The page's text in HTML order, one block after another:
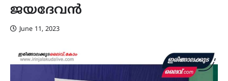
ജയദേവൻ
June 11, 2023